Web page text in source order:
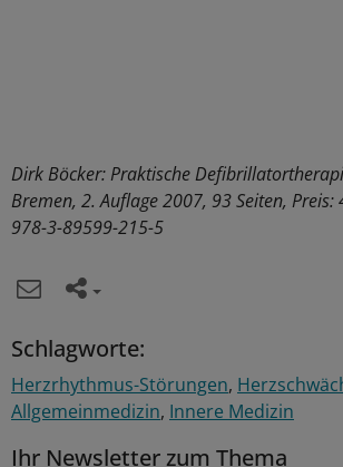
Dirk Böcker: Praktische
Bremen, 2. Auflage 2007, 93 Seiten, Preis:
978-3-89599-215-5
Schlagworte:
Herzrhythmus-Störungen
Allgemeinmedizin Innere Medizin
Ihr Newsletter zum Thema